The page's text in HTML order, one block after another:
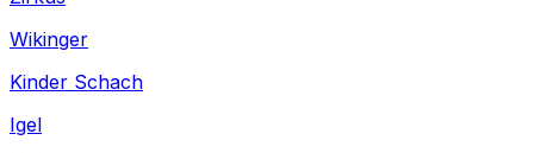
Wikinger
Kinder Schach
Igel